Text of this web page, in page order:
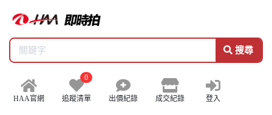
搜尋
HAA官網
0
追蹤清單 出價紀錄 成交紀錄 登入